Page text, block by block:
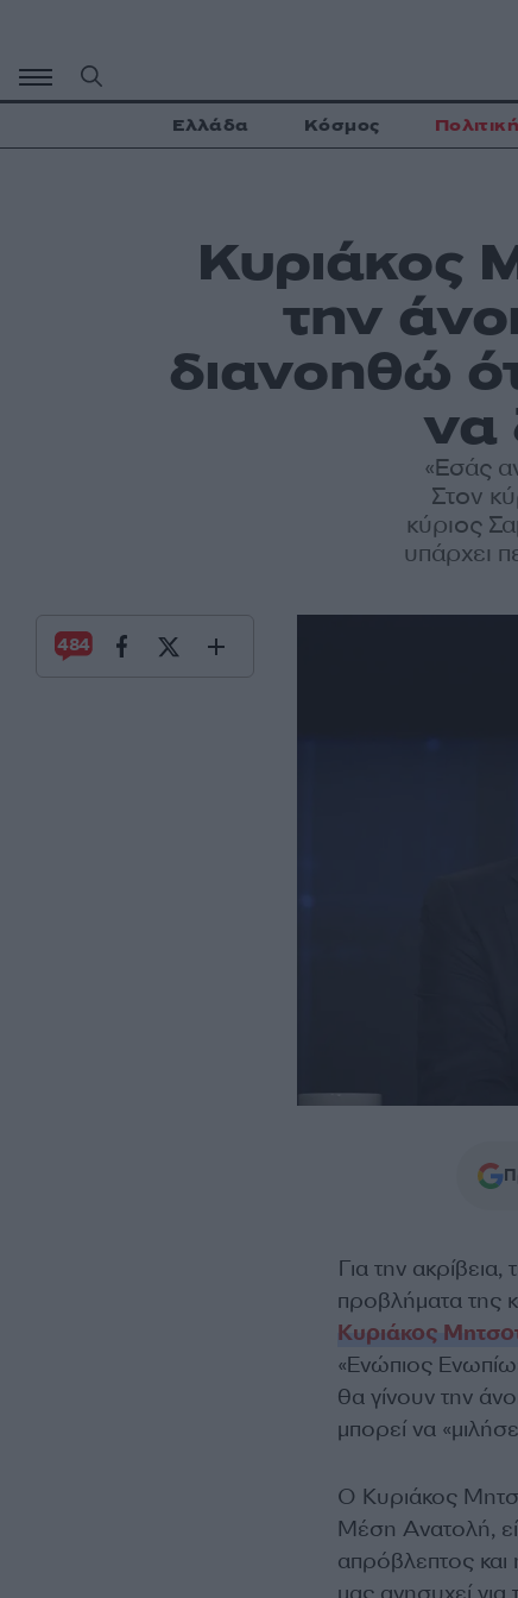
περιεχόμενο
Ελλάδα Κόσμος Πολιτική
Κυριάκος
την
διανοηθώ
να
«Εσάς
Στον
κύριος
υπάρχει
Για την
προβλήματα της
Κυριάκος
«Ενώπιος
θα γίνουν την
μπορεί να
Ο Κυριάκος
Μέση Ανατολή,
απρόβλεπτος
484